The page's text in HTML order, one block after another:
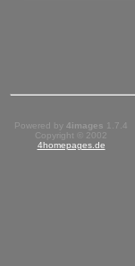
Powered by 4images 1.7.4
Copyright © 2002
4homepages.de